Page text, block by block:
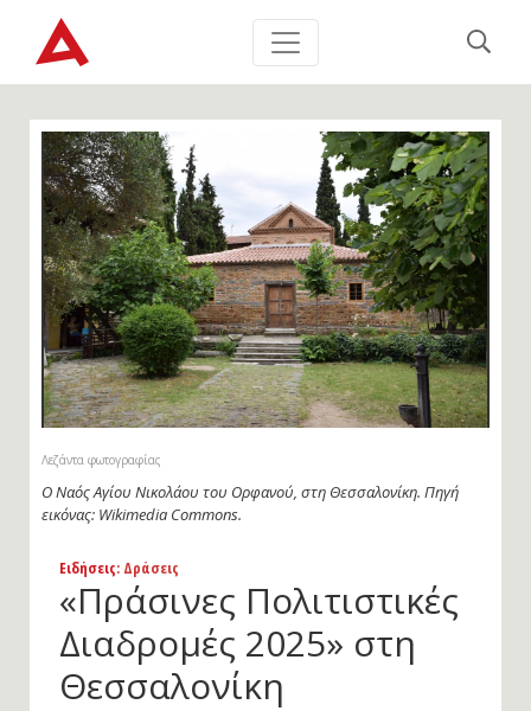
Λεζάντα φωτογραφίας
Ο Ναός Αγίου Νικολάου του Ορφανού, στη Θεσσαλονίκη. Πηγή
εικόνας: Wikimedia Commons.
Ειδήσεις: Δράσεις
«Πράσινες Πολιτιστικές
Διαδρομές 2025» στη
Θεσσαλονίκη